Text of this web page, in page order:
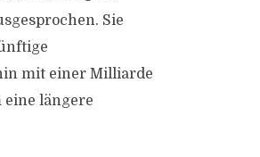
Sie
mit einer Milliarde
längere